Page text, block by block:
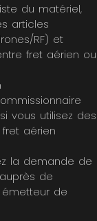
du matériel,
articles
RF) et
fret aérien ou
vous utilisez des
aérien
la demande de
de
émetteur de